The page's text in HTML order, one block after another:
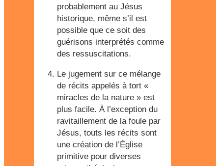
probablement au Jésus
historique, même s’il est
possible que ce soit des
guérisons interprétés comme
des ressuscitations.
Le jugement sur ce mélange
de récits appelés à tort «
miracles de la nature » est
plus facile. À l’exception du
ravitaillement de la foule par
Jésus, touts les récits sont
une création de l’Église
primitive pour diverses